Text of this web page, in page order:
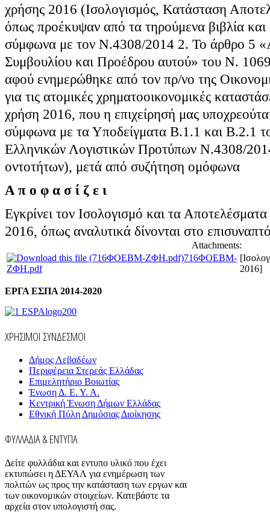
χρήσης 2016 (Ισολογισμός, Κατάσταση
όπως προέκυψαν από τα τηρούμενα βιβλία και
σύμφωνα με τον Ν.4308/2014 2. Το άρθρο 5
Συμβουλίου και Προέδρου αυτού» του Ν.
αφού ενημερώθηκε από τον πρ/νο της
για τις ατομικές χρηματοοικονομικές
χρήση 2016, που η επιχείρησή μας
σύμφωνα με τα Υποδείγματα Β.1.1 και Β.2.1
Ελληνικών Λογιστικών Προτύπων Ν.4308/
οντοτήτων), μετά από συζήτηση ομόφωνα
Α π ο φ α σ ί ζ ε ι
Εγκρίνει τον Ισολογισμό και τα
2016, όπως αναλυτικά δίνονται στο
Attachments:
716ΦΟΕΒΜ-
ΖΦΗ.pdf
2016]
ΕΡΓΑ ΕΣΠΑ 2014-2020
ΧΡΗΣΙΜΟΙ ΣΥΝΔΕΣΜΟΙ
Δήμος Λεβαδέων
Περιφέρεια Στερεάς Ελλάδας
Επιμελητήριο Βοιωτίας
Ένωση Δ. Ε. Υ. Α.
Κεντρική Ένωση Δήμων Ελλάδας
Εθνική Πύλη Δημόσιας Διοίκησης
ΦΥΛΛΑΔΙΑ & ΕΝΤΥΠΑ
Δείτε φυλλάδια και εντυπο υλικό που έχει
εκτυπώσει η ΔΕΥΑΛ για ενημέρωση των
πολιτών ως προς την κατάσταση των εργων και
των οικονομικών στοιχείων. Κατεβάστε τα
αρχεία στον υπολογιστή σας.